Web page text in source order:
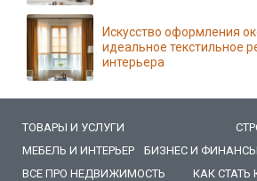
Искусство оформления
идеальное текстильное
интерьера
ТОВАРЫ И УСЛУГИ
МЕБЕЛЬ И ИНТЕРЬЕР
БИЗНЕС И ФИНАНСЫ
ВСЕ ПРО НЕДВИЖИМОСТЬ
КАК